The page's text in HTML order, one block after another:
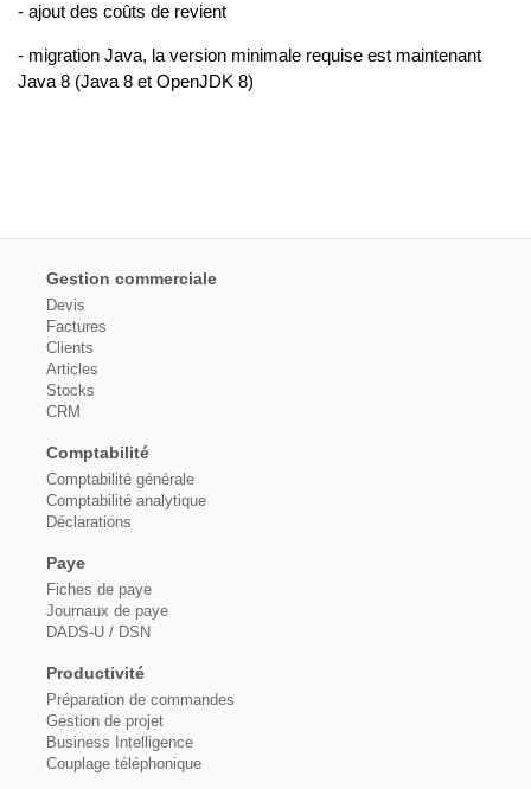
- ajout des coûts de revient
- migration Java, la version minimale requise est maintenant
Java 8 (Java 8 et OpenJDK 8)
Gestion commerciale
Devis
Factures
Clients
Articles
Stocks
CRM
Comptabilité
Comptabilité générale
Comptabilité analytique
Déclarations
Paye
Fiches de paye
Journaux de paye
DADS-U / DSN
Productivité
Préparation de commandes
Gestion de projet
Business Intelligence
Couplage téléphonique